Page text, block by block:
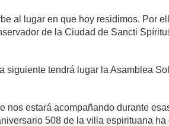
al lugar en que hoy residimos. Por
de la Ciudad de Sancti
siguiente tendrá lugar la Asamblea
nos estará acompañando durante
508 de la villa espirituana